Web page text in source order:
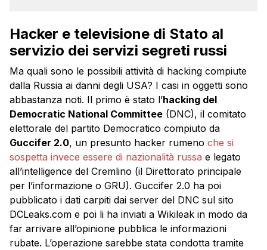
Hacker e televisione di Stato al
servizio dei servizi segreti russi
Ma quali sono le possibili attività di hacking compiute
dalla Russia ai danni degli USA? I casi in oggetti sono
abbastanza noti. Il primo è stato l’hacking del
Democratic National Committee (DNC), il comitato
elettorale del partito Democratico compiuto da
Guccifer 2.0, un presunto hacker rumeno che si
sospetta invece essere di nazionalità russa e legato
all’intelligence del Cremlino (il Direttorato principale
per l’informazione o GRU). Guccifer 2.0 ha poi
pubblicato i dati carpiti dai server del DNC sul sito
DCLeaks.com e poi li ha inviati a Wikileak in modo da
far arrivare all’opinione pubblica le informazioni
rubate. L’operazione sarebbe stata condotta tramite